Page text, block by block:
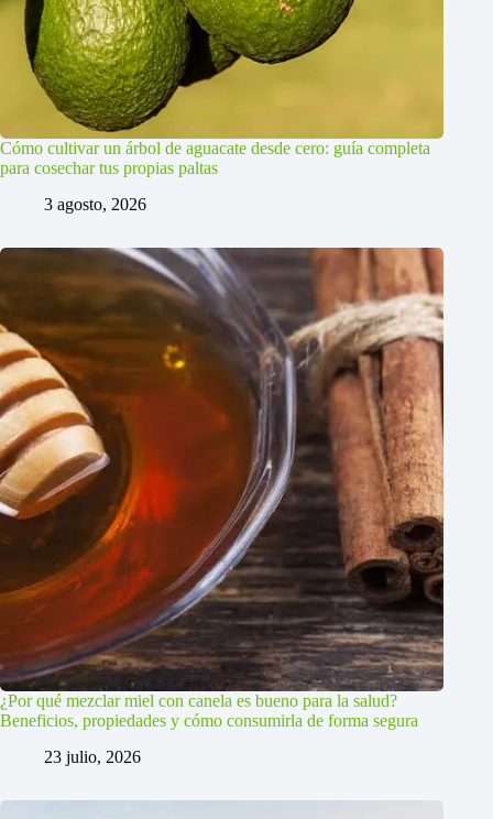
Cómo cultivar un árbol de aguacate desde cero: guía completa
para cosechar tus propias paltas
3 agosto, 2026
¿Por qué mezclar miel con canela es bueno para la salud?
Beneficios, propiedades y cómo consumirla de forma segura
23 julio, 2026